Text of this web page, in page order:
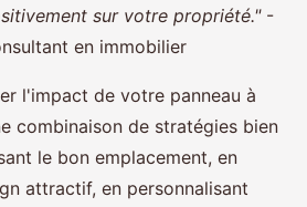
sur votre propriété."-
en immobilier
l'impact de votre panneau à
combinaison de stratégies bien
le bon emplacement, en
attractif, en personnalisant